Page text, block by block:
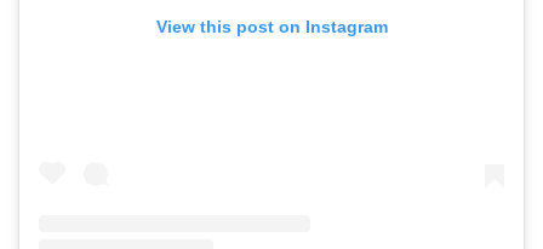
View this post on Instagram